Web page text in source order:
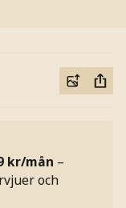
kr/mån –
och